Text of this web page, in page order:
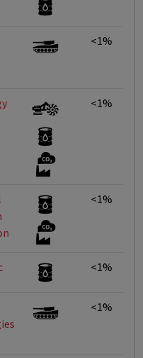
<1%
<1%
<1%
<1%
<1%